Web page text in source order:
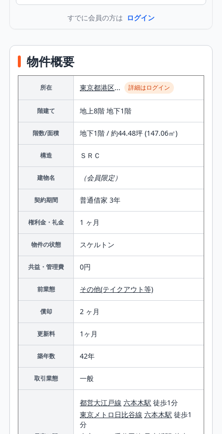
すでに会員の方は ログイン
物件概要
所在 東京都港区... 詳細はログイン
階建て 地上8階 地下1階
階数/面積 地下1階 / 約44.48坪 (147.06㎡)
構造 ＳＲＣ
建物名 （会員限定）
契約期間 普通借家 3年
権利金・礼金 1 ヶ月
物件の状態 スケルトン
共益・管理費 0円
前業態 その他(テイクアウト等)
償却 2 ヶ月
更新料 1ヶ月
築年数 42年
取引業態 一般
都営大江戸線 六本木駅 徒歩1分
東京メトロ日比谷線 六本木駅 徒歩1
分